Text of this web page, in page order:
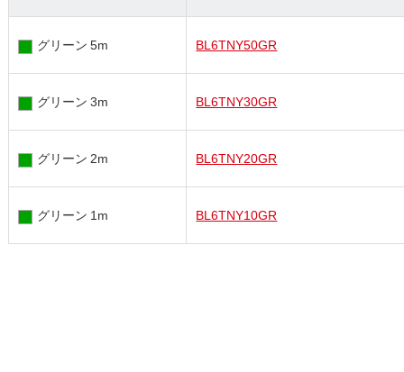
グリーン 5m BL6TNY50GR
グリーン 3m BL6TNY30GR
グリーン 2m BL6TNY20GR
グリーン 1m BL6TNY10GR